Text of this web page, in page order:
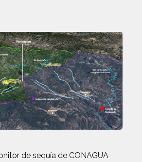
de sequía de CONAGUA